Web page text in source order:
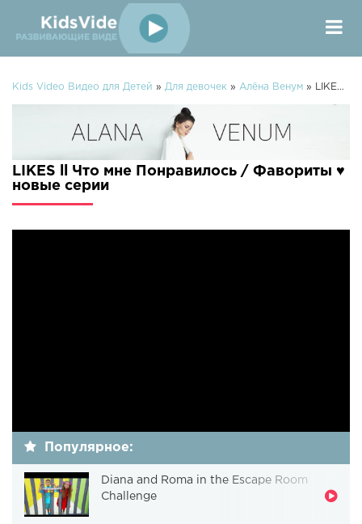
Kids Video Видео для Детей » Для девочек » Алёна Венум » LIKES ll Что мне Понравилось / Фавориты ♥
LIKES ll Что мне Понравилось / Фавориты ♥
новые серии
Популярное:
Diana and Roma in the Escape Room
Challenge